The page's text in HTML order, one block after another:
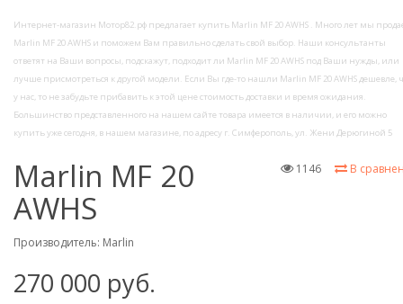
Интернет-магазин Мотор82.рф предлагает купить Marlin MF 20 AWHS . Много лет мы
Marlin MF 20 AWHS и поможем Вам правильно сделать свой выбор. Наши консультанты
ответят на Ваши вопросы, подскажут, подходит ли Marlin MF 20 AWHS под Ваши нужды, или
лучше присмотреться к другой модели. Если Вы где-то нашли Marlin MF 20 AWHS дешевле,
у нас, то не забудьте прибавить к этой цене стоимость доставки и время ожидания.
Большинство представленного на нашем сайте товара имеется в наличии, и его можно
купить уже сегодня, в нашем магазине, по адресу г. Симферополь, ул. Жени Дерюгиной 5
В
1146
Marlin MF 20
AWHS
Производитель: Marlin
270 000 руб.